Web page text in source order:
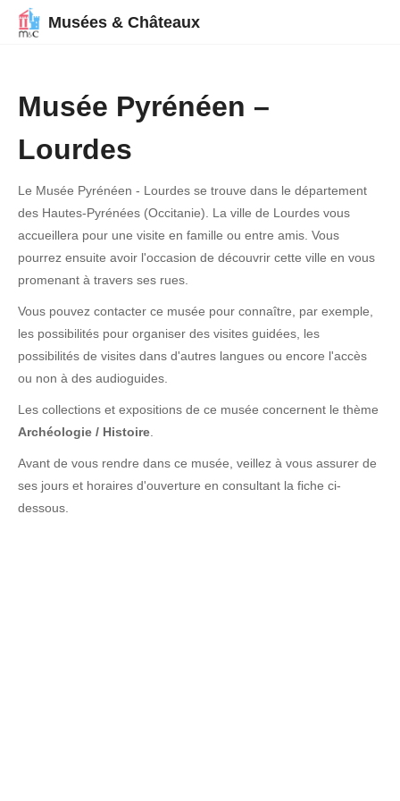
Musées & Châteaux
Musée Pyrénéen –
Lourdes
Le Musée Pyrénéen - Lourdes se trouve dans le département
des Hautes-Pyrénées (Occitanie). La ville de Lourdes vous
accueillera pour une visite en famille ou entre amis. Vous
pourrez ensuite avoir l'occasion de découvrir cette ville en vous
promenant à travers ses rues.
Vous pouvez contacter ce musée pour connaître, par exemple,
les possibilités pour organiser des visites guidées, les
possibilités de visites dans d'autres langues ou encore l'accès
ou non à des audioguides.
Les collections et expositions de ce musée concernent le thème
Archéologie / Histoire
Avant de vous rendre dans ce musée, veillez à vous assurer de
ses jours et horaires d'ouverture en consultant la fiche ci-
dessous.